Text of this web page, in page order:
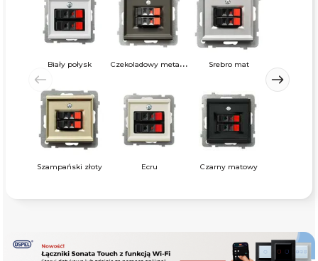
Biały połysk C
zekoladowy metalik Srebro mat
Szampański złoty Ecru Czarny matowy